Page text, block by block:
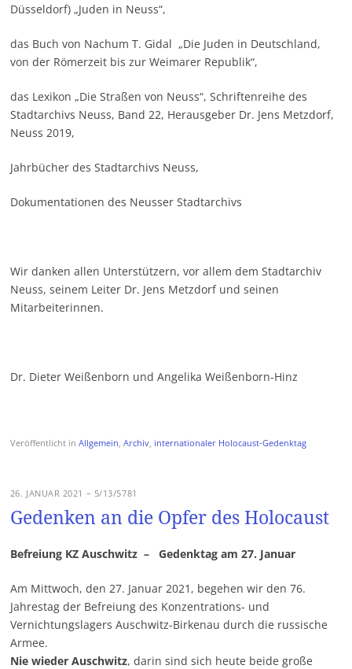
Düsseldorf) „Juden in Neuss“,
das Buch von Nachum T. Gidal „Die Juden in Deutschland,
von der Römerzeit bis zur Weimarer Republik“,
das Lexikon „Die Straßen von Neuss“, Schriftenreihe des
Stadtarchivs Neuss, Band 22, Herausgeber Dr. Jens Metzdorf,
Neuss 2019,
Jahrbücher des Stadtarchivs Neuss,
Dokumentationen des Neusser Stadtarchivs
Wir danken allen Unterstützern, vor allem dem Stadtarchiv
Neuss, seinem Leiter Dr. Jens Metzdorf und seinen
Mitarbeiterinnen.
Dr. Dieter Weißenborn und Angelika Weißenborn-Hinz
Veröffentlicht in Allgemein Archiv, internationaler Holocaust-Gedenktag
26. JANUAR 2021 – 5/13/5781
Gedenken an die Opfer des Holocaust
Befreiung KZ Auschwitz – Gedenktag am 27. Januar
Am Mittwoch, den 27. Januar 2021, begehen wir den 76.
Jahrestag der Befreiung des Konzentrations- und
Vernichtungslagers Auschwitz-Birkenau durch die russische
Armee.
Nie wieder Auschwitz, darin sind sich heute beide große